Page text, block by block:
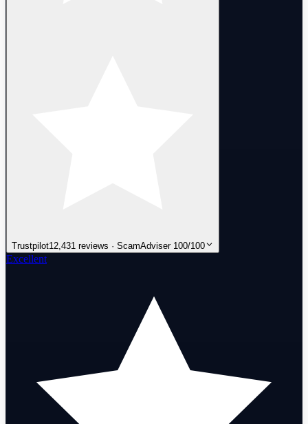
Trustpilot12,431 reviews · ScamAdviser 100/100
Excellent